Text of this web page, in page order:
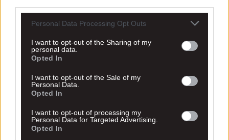
Personal Data Processing Opt Outs
I want to opt-out of the Sharing of my
personal data.
Opted In
I want to opt-out of the Sale of my
Personal Data.
Opted In
I want to opt-out of processing my
Personal Data for Targeted Advertising.
Opted In